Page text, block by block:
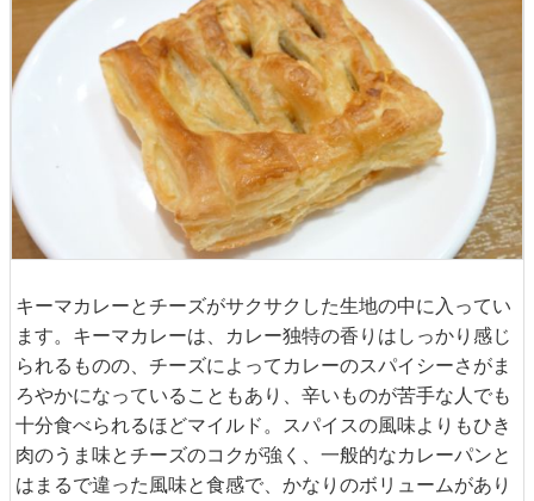
キーマカレーとチーズがサクサクした生地の中に入ってい
ます。キーマカレーは、カレー独特の香りはしっかり感じ
られるものの、チーズによってカレーのスパイシーさがま
ろやかになっていることもあり、辛いものが苦手な人でも
十分食べられるほどマイルド。スパイスの風味よりもひき
肉のうま味とチーズのコクが強く、一般的なカレーパンと
はまるで違った風味と食感で、かなりのボリュームがあり